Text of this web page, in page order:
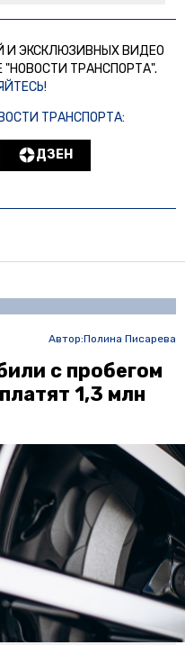
И ЭКСКЛЮЗИВНЫХ ВИДЕО
ТРАНСПОРТА".
ТРАНСПОРТА:
ДЗЕН
Автор:Полина Писарева
с пробегом
1,3 млн